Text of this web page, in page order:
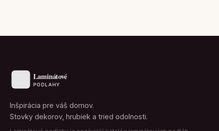
Inšpirácia pre váš domov.
Stovky dekorov, hrubiek a tried odolnosti.